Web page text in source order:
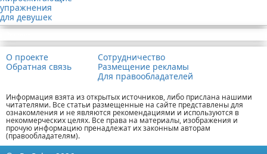
О проекте
Обратная связь
Сотрудничество
Размещение рекламы
Для правообладателей
Информация взята из открытых источников, либо прислана нашими
читателями. Все статьи размещенные на сайте представлены для
ознакомления и не являются рекомендациями и используются в
некоммерческих целях. Все права на материалы, изображения и
прочую информацию пренадлежат их законным авторам
(правообладателям).